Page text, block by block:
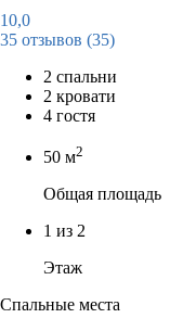
10,0
35 отзывов (35)
2 спальни
2 кровати
4 гостя
50 м2
Общая площадь
1 из 2
Этаж
Спальные места